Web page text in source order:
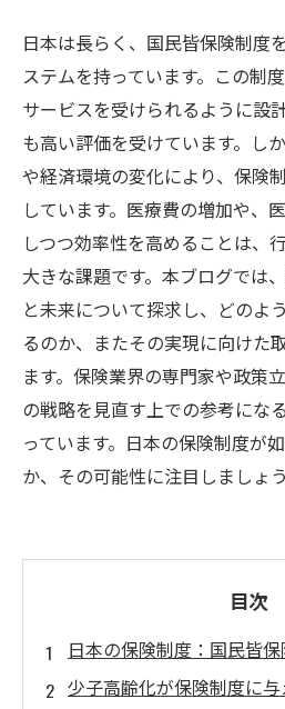
日本は長らく、国民皆保険制度
ステムを持っています。この制
サービスを受けられるように設
も高い評価を受けています。し
や経済環境の変化により、保険
しています。医療費の増加や、
しつつ効率性を高めることは、
大きな課題です。本ブログでは
と未来について探求し、どのよ
るのか、またその実現に向けた
ます。保険業界の専門家や政策
の戦略を見直す上での参考にな
っています。日本の保険制度が
か、その可能性に注目しましょう
目次
日本の保険制度：国民皆
少子高齢化が保険制度に